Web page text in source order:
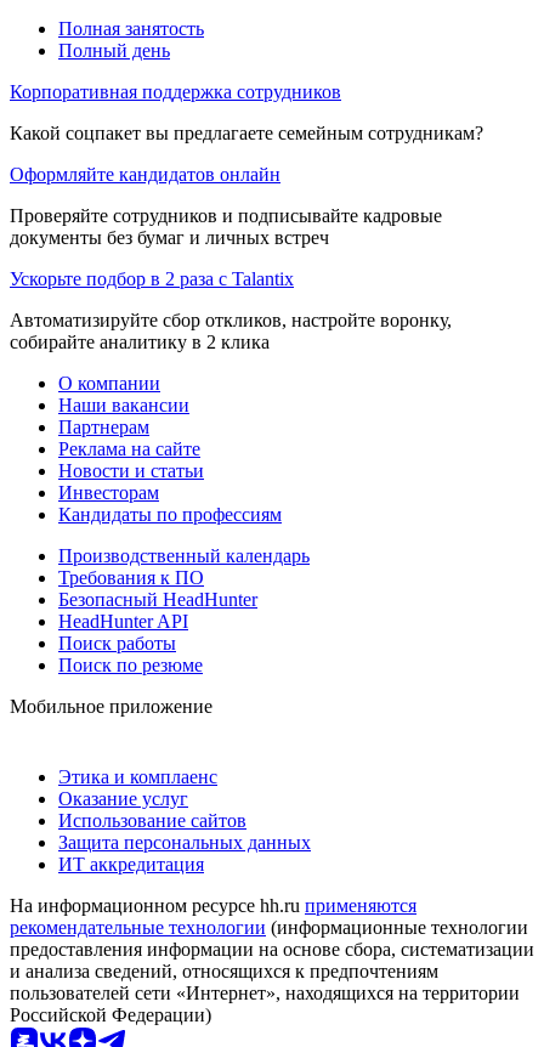
Полная занятость
Полный день
Корпоративная поддержка сотрудников
Какой соцпакет вы предлагаете семейным сотрудникам?
Оформляйте кандидатов онлайн
Проверяйте сотрудников и подписывайте кадровые
документы без бумаг и личных встреч
Ускорьте подбор в 2 раза с Talantix
Автоматизируйте сбор откликов, настройте воронку,
собирайте аналитику в 2 клика
О компании
Наши вакансии
Партнерам
Реклама на сайте
Новости и статьи
Инвесторам
Кандидаты по профессиям
Производственный календарь
Требования к ПО
Безопасный HeadHunter
HeadHunter API
Поиск работы
Поиск по резюме
Мобильное приложение
Этика и комплаенс
Оказание услуг
Использование сайтов
Защита персональных данных
ИТ аккредитация
На информационном ресурсе hh.ru применяются
рекомендательные технологии (информационные технологии
предоставления информации на основе сбора, систематизации
и анализа сведений, относящихся к предпочтениям
пользователей сети «Интернет», находящихся на территории
Российской Федерации)